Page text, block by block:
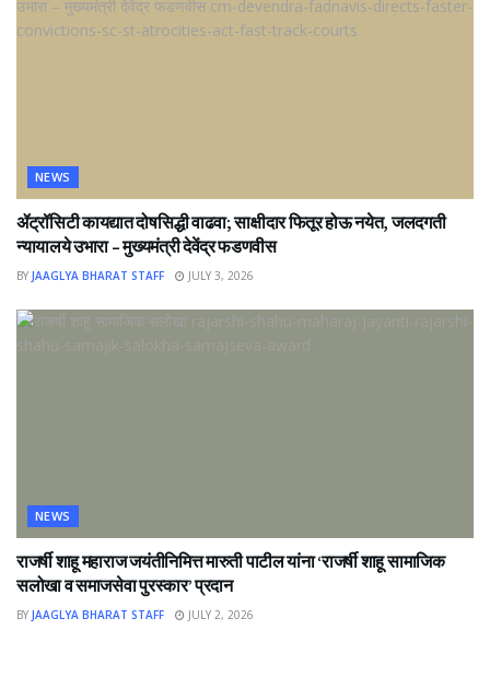
NEWS
ॲट्रॉसिटी कायद्यात दोषसिद्धी वाढवा; साक्षीदार फितूर होऊ नयेत, जलदगती
न्यायालये उभारा – मुख्यमंत्री देवेंद्र फडणवीस
BY JAAGLYA BHARAT STAFF JULY 3, 2026
NEWS
राजर्षी शाहू महाराज जयंतीनिमित्त मारुती पाटील यांना ‘राजर्षी शाहू सामाजिक
सलोखा व समाजसेवा पुरस्कार’ प्रदान
BY JAAGLYA BHARAT STAFF JULY 2, 2026